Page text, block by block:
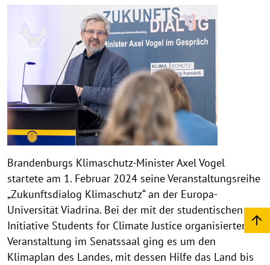
Brandenburgs Klimaschutz-Minister Axel Vogel
startete am 1. Februar 2024 seine Veranstaltungsreihe
„Zukunftsdialog Klimaschutz“ an der Europa-
Universität Viadrina. Bei der mit der studentischen
Initiative Students for Climate Justice organisierten
Veranstaltung im Senatssaal ging es um den
Klimaplan des Landes, mit dessen Hilfe das Land bis